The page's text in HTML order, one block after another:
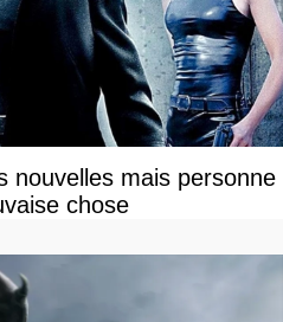
nouvelles mais personne
chose